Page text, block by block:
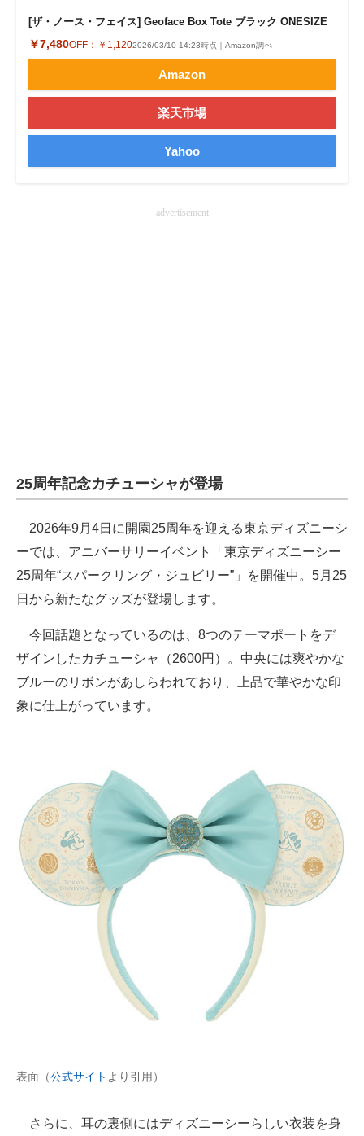
エネルギーの専門メディア
[ザ・ノース・フェイス] Geoface Box Tote ブラック ONESIZE
￥7,480OFF： ￥1,1202026/03/10 14:23時点｜Amazon調べ
Amazon
楽天市場
Yahoo
advertisement
25周年記念カチューシャが登場
2026年9月4日に開園25周年を迎える東京ディズニーシ
ーでは、アニバーサリーイベント「東京ディズニーシー
25周年“スパークリング・ジュビリー”」を開催中。5月25
日から新たなグッズが登場します。
今回話題となっているのは、8つのテーマポートをデ
ザインしたカチューシャ（2600円）。中央には爽やかな
ブルーのリボンがあしらわれており、上品で華やかな印
象に仕上がっています。
表面（公式サイト より引用）
さらに、耳の裏側にはディズニーシーらしい衣装を身